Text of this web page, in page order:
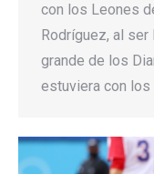
con los Leones
Rodríguez, al
grande de los
estuviera con